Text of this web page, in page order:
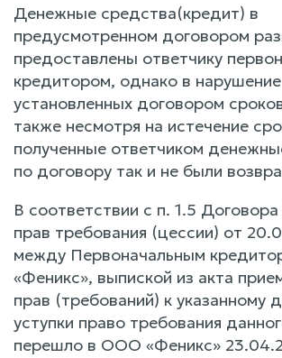
Денежные средства(кредит) в
предусмотренном договором
предоставлены ответчику
кредитором, однако в нарушение
установленных договором
также несмотря на истечение
полученные ответчиком
по договору так и не были
В соответствии с п. 1.5
прав требования (цессии) от
между Первоначальным
«Феникс», выпиской из акта
прав (требований) к указанному
уступки право требования
перешло в ООО «Феникс»